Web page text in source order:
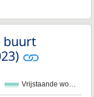
buurt
Vrijstaande wo…